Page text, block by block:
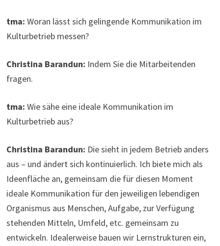
tma: Woran lässt sich gelingende Kommunikation im
Kulturbetrieb messen?
Christina Barandun: Indem Sie die Mitarbeitenden
fragen.
tma: Wie sähe eine ideale Kommunikation im
Kulturbetrieb aus?
Christina Barandun: Die sieht in jedem Betrieb anders
aus – und ändert sich kontinuierlich. Ich biete mich als
Ideenfläche an, gemeinsam die für diesen Moment
ideale Kommunikation für den jeweiligen lebendigen
Organismus aus Menschen, Aufgabe, zur Verfügung
stehenden Mitteln, Umfeld, etc. gemeinsam zu
entwickeln. Idealerweise bauen wir Lernstrukturen ein,